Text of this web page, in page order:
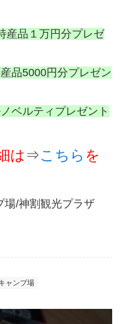
産品１万円分プレゼ
品5000円分プレゼン
ベルティプレゼント
は ⇒こちら を
場/神割観光プラザ
ャンプ場